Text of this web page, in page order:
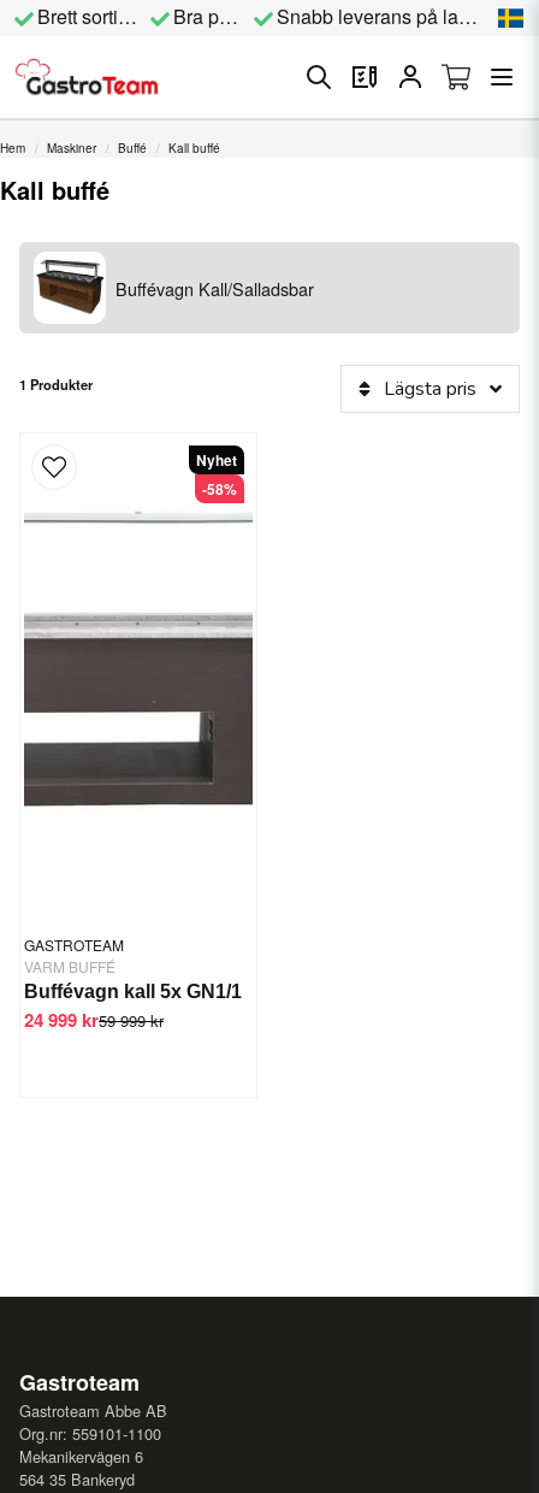
Brett sortiment Bra priser Snabb leverans på lagervara
Hem Maskiner Buffé Kall buffé
Kall buffé
Buffévagn Kall/Salladsbar
1 Produkter Lägsta pris
GASTROTEAM
VARM BUFFÉ
Buffévagn kall 5x GN1/1
59 999 kr
24 999 kr
Nyhet
-58%
Gastroteam
Gastroteam Abbe AB
Org.nr: 559101-1100
Mekanikervägen 6
564 35 Bankeryd